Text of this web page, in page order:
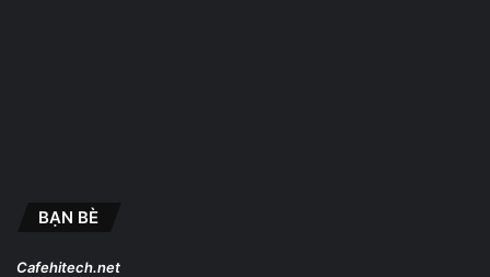
BẠN BÈ
Cafehitech.net